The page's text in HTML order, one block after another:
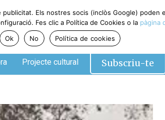
Projecte cultural Subscriu-te
Els nostres socis (inclòs Google)
Fes clic a Política de Cookies o la pàgina
Ok
No Política de cookies